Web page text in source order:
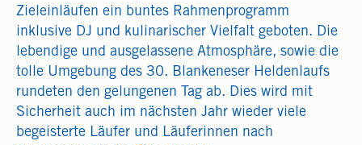
Zieleinläufen ein buntes Rahmenprogramm
inklusive DJ und kulinarischer Vielfalt geboten. Die
lebendige und ausgelassene Atmosphäre, sowie die
tolle Umgebung des 30. Blankeneser Heldenlaufs
rundeten den gelungenen Tag ab. Dies wird mit
Sicherheit auch im nächsten Jahr wieder viele
begeisterte Läufer und Läuferinnen nach